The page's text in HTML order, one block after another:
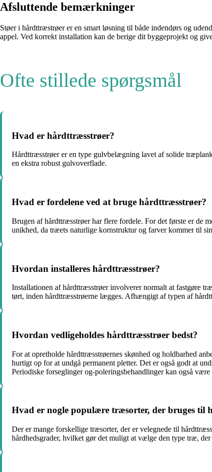
Afsluttende bemærkninger
Støer i hårdttræstrøer er en smart løsning til både indendørs og
appel. Ved korrekt installation kan de berige dit byggeprojekt og
Ofte stillede spørgsmål
Hvad er hårdttræsstrøer?
Hårdttræsstrøer er en type gulvbelægning lavet af solide
en ekstra robust gulvoverflade.
Hvad er fordelene ved at bruge hårdttræsstrøer?
Brugen af hårdttræsstrøer har flere fordele. For det første er de
unikhed, da træets naturlige kornstruktur og farver kommer til
Hvordan installeres hårdttræsstrøer?
Installationen af hårdttræsstrøer involverer normalt at fastgøre
tørt, inden hårdttræsstrøerne lægges. Afhængigt af typen af
Hvordan vedligeholdes hårdttræsstrøer bedst?
For at opretholde hårdttræsstrøernes skønhed og holdbarhed
hurtigt op for at undgå permanent pletter. Det er også godt at
Periodiske forseglinger og-poleringsbehandlinger kan også
Hvad er nogle populære træsorter, der bruges til
Der er mange forskellige træsorter, der er velegnede til
hårdhedsgrader, hvilket gør det muligt at vælge den type træ,